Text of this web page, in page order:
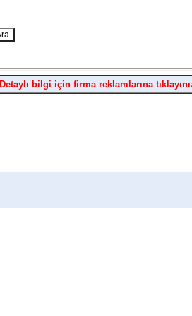
Detaylı bilgi için firma reklamlarına